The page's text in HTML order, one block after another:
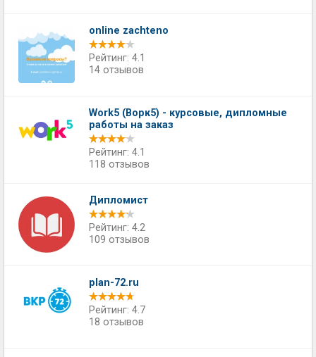
online zachteno
Рейтинг: 4.1
14 отзывов
Work5 (Ворк5) - курсовые, дипломные
работы на заказ
Рейтинг: 4.1
118 отзывов
Дипломист
Рейтинг: 4.2
109 отзывов
plan-72.ru
Рейтинг: 4.7
18 отзывов